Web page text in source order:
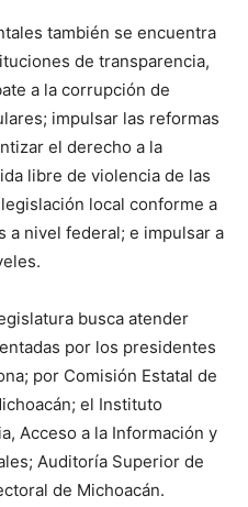
también se encuentra
de transparencia,
a la corrupción de
impulsar las reformas
el derecho a la
libre de violencia de las
local conforme a
a nivel federal; e impulsar a
busca atender
por los presidentes
por Comisión Estatal de
el Instituto
Acceso a la Información y
Auditoría Superior de
de Michoacán.